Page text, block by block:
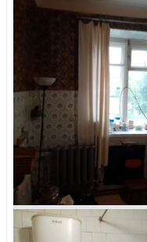
Сохраняйте
вернуться к ним
Перейти в избранное